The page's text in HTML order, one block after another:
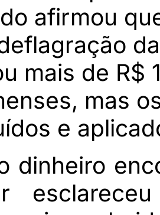
afirmou
mais de R$
mas
e
dinheiro